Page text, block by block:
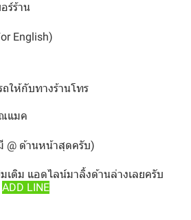
อร์ร้าน
English)
ให้กับทางร้านโทร
แมค
@ ด้านหน้าสุดครับ)
เติม แอดไลน์มาลิ้งด้านล่างเลยครับ
ADD LINE